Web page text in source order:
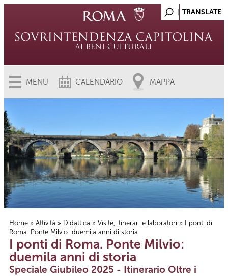
MENU CALENDARIO MAPPA
Tu sei qui
Home » Attività » Didattica » Visite, itinerari e laboratori » I ponti di
Roma. Ponte Milvio: duemila anni di storia
I ponti di Roma. Ponte Milvio:
duemila anni di storia
Speciale Giubileo 2025 - Itinerario Oltre i